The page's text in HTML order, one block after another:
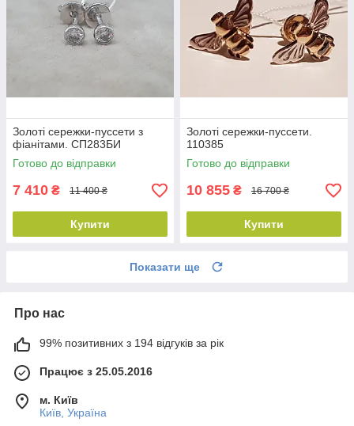
Золоті сережки-пуссети з
фіанітами. СП283БИ
Готово до відправки
7 410 ₴ 11 400 ₴
Купити
Золоті сережки-пуссети.
110385
Готово до відправки
10 855 ₴ 16 700 ₴
Купити
Показати ще
Про нас
99% позитивних з 194 відгуків за рік
Працює з 25.05.2016
м. Київ
Київ, Україна